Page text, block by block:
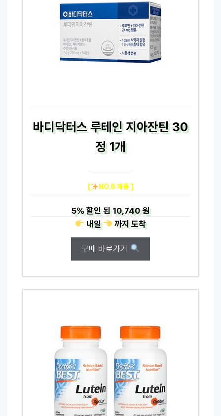
바디닥터스 루테인 지아잔틴 30
정 1개
[ NO.6 제품 ]
5%할인 된10,740 원
내일
까지도착
구매 바로가기